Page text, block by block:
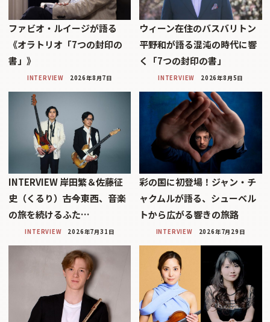
ファビオ・ルイージが語る
《オラトリオ「7つの封印の
書」》
INTERVIEW 2026年8月7日
ウィーン在住のバスバリトン
平野和が語る混沌の時代に響
く「7つの封印の書」
INTERVIEW 2026年8月5日
INTERVIEW 岸田繁＆佐藤征
史（くるり）――古今東西、音楽
の旅を続けるふた…
INTERVIEW 2026年7月31日
彩の国に初登場！ジャン・チ
ャクムルが語る、シューベル
トから広がる響きの旅路
INTERVIEW 2026年7月29日